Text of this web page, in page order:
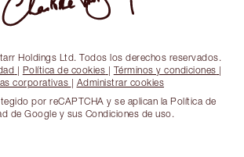
Holdings Ltd. Todos los derechos reservados.
| Política de cookies | Términos y condiciones |
corporativas | Administrar cookies
por reCAPTCHA y se aplican la Política de
de Google y sus Condiciones de uso.